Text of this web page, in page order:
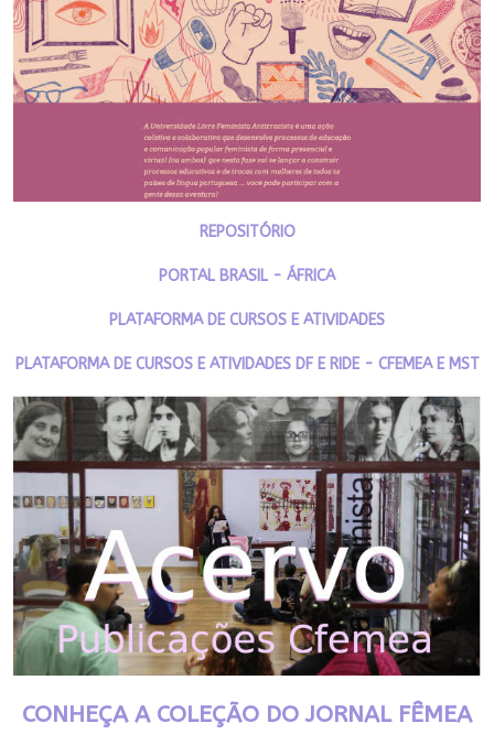
REPOSITÓRIO
PORTAL BRASIL - ÁFRICA
PLATAFORMA DE CURSOS E ATIVIDADES
PLATAFORMA DE CURSOS E ATIVIDADES DF E RIDE - CFEMEA E MST
CONHEÇA A COLEÇÃO DO JORNAL FÊMEA